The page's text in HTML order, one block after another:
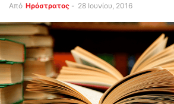
Από Ηρόστρατος - 28 Ιουνίου, 2016